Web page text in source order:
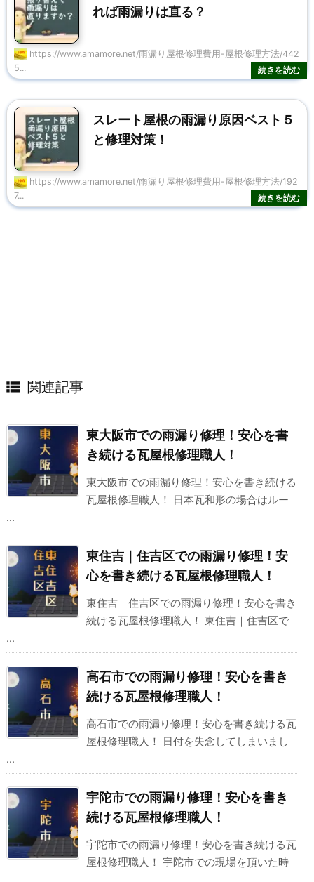
れば雨漏りは直る？
https://www.amamore.net/雨漏り屋根修理費用-屋根修理方法/442
5...
スレート屋根の雨漏り原因ベスト５
と修理対策！
https://www.amamore.net/雨漏り屋根修理費用-屋根修理方法/192
7...
 関連記事
東大阪市での雨漏り修理！安心を書
き続ける瓦屋根修理職人！
東大阪市での雨漏り修理！安心を書き続ける
瓦屋根修理職人！ 日本瓦和形の場合はルー
...
東住吉｜住吉区での雨漏り修理！安
心を書き続ける瓦屋根修理職人！
東住吉｜住吉区での雨漏り修理！安心を書き
続ける瓦屋根修理職人！ 東住吉｜住吉区で
...
高石市での雨漏り修理！安心を書き
続ける瓦屋根修理職人！
高石市での雨漏り修理！安心を書き続ける瓦
屋根修理職人！ 日付を失念してしまいまし
...
宇陀市での雨漏り修理！安心を書き
続ける瓦屋根修理職人！
宇陀市での雨漏り修理！安心を書き続ける瓦
屋根修理職人！ 宇陀市での現場を頂いた時